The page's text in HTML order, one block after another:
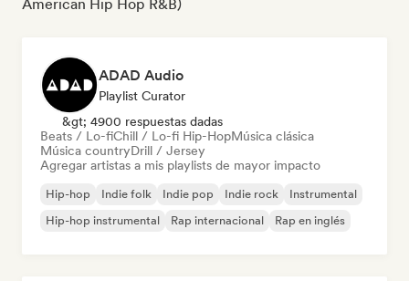
American Hip Hop R&B)
ADAD Audio
Playlist Curator
&gt; 4900 respuestas dadas
Beats / Lo-fiChill / Lo-fi Hip-HopMúsica clásica
Música countryDrill / Jersey
Agregar artistas a mis playlists de mayor impacto
Hip-hop Indie folk Indie pop Indie rock
Instrumental
Hip-hop instrumental
Rap internacional Rap en inglés